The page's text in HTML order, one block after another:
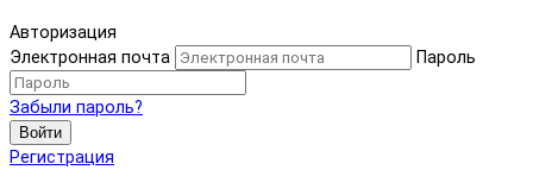
Авторизация
Электронная почта
Пароль
Забыли пароль?
Войти
Регистрация